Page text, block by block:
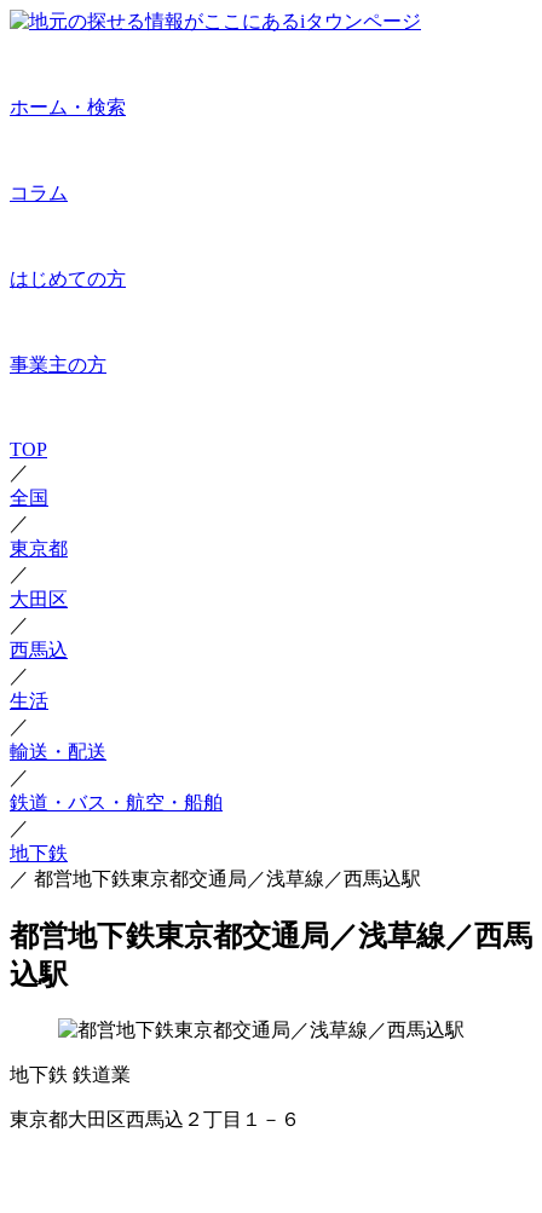
ホーム・検索
コラム
はじめての方
事業主の方
TOP
／
全国
／
東京都
／
大田区
／
西馬込
／
生活
／
輸送・配送
／
鉄道・バス・航空・船舶
／
地下鉄
／ 都営地下鉄東京都交通局／浅草線／西馬込駅
都営地下鉄東京都交通局／浅草線／西馬
込駅
地下鉄 鉄道業
東京都大田区西馬込２丁目１－６